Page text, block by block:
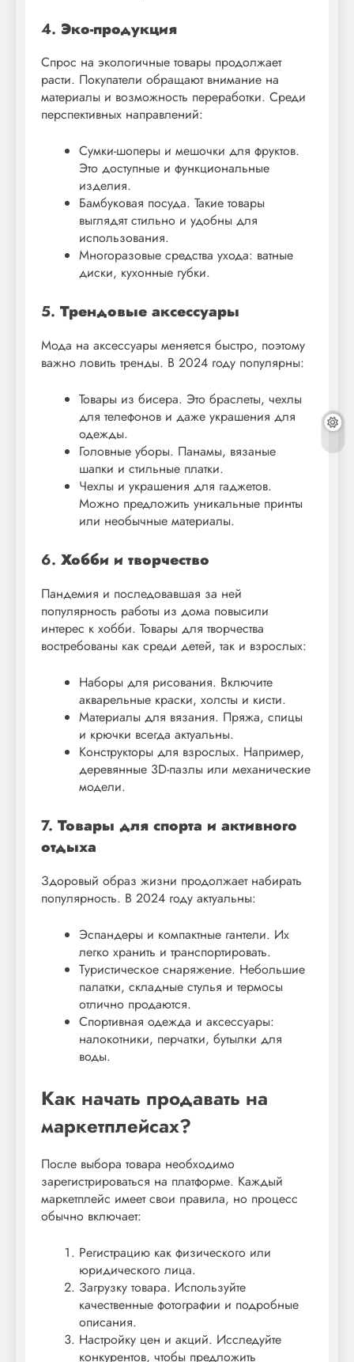
4. Эко-продукция
Спрос на экологичные товары продолжает
расти. Покупатели обращают внимание на
материалы и возможность переработки. Среди
перспективных направлений:
Сумки-шоперы и мешочки для фруктов.
Это доступные и функциональные
изделия.
Бамбуковая посуда. Такие товары
выглядят стильно и удобны для
использования.
Многоразовые средства ухода: ватные
диски, кухонные губки.
5. Трендовые аксессуары
Мода на аксессуары меняется быстро, поэтому
важно ловить тренды. В 2024 году популярны:
Товары из бисера. Это браслеты, чехлы
для телефонов и даже украшения для
одежды.
Головные уборы. Панамы, вязаные
шапки и стильные платки.
Чехлы и украшения для гаджетов.
Можно предложить уникальные принты
или необычные материалы.
6. Хобби и творчество
Пандемия и последовавшая за ней
популярность работы из дома повысили
интерес к хобби. Товары для творчества
востребованы как среди детей, так и взрослых:
Наборы для рисования. Включите
акварельные краски, холсты и кисти.
Материалы для вязания. Пряжа, спицы
и крючки всегда актуальны.
Конструкторы для взрослых. Например,
деревянные 3D-пазлы или механические
модели.
7. Товары для спорта и активного
отдыха
Здоровый образ жизни продолжает набирать
популярность. В 2024 году актуальны:
Эспандеры и компактные гантели. Их
легко хранить и транспортировать.
Туристическое снаряжение. Небольшие
палатки, складные стулья и термосы
отлично продаются.
Спортивная одежда и аксессуары:
налокотники, перчатки, бутылки для
воды.
Как начать продавать на
маркетплейсах?
После выбора товара необходимо
зарегистрироваться на платформе. Каждый
маркетплейс имеет свои правила, но процесс
обычно включает:
Регистрацию как физического или
юридического лица.
Загрузку товара. Используйте
качественные фотографии и подробные
описания.
Настройку цен и акций. Исследуйте
конкурентов, чтобы предложить